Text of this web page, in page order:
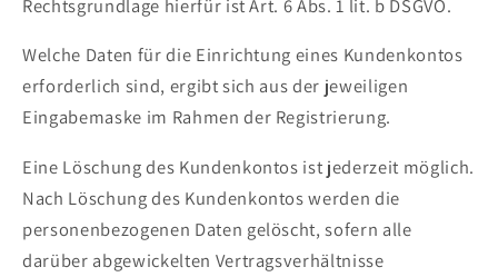
Rechtsgrundlage hierfür ist Art. 6 Abs. 1 lit. b DSGVO.
Welche Daten für die Einrichtung eines Kundenkontos
erforderlich sind, ergibt sich aus der jeweiligen
Eingabemaske im Rahmen der Registrierung.
Eine Löschung des Kundenkontos ist jederzeit möglich.
Nach Löschung des Kundenkontos werden die
personenbezogenen Daten gelöscht, sofern alle
darüber abgewickelten Vertragsverhältnisse